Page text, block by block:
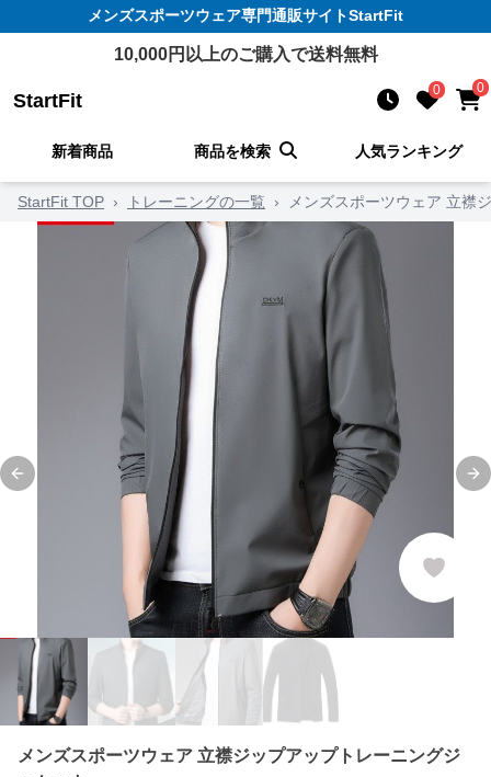
メンズスポーツウェア専門通販サイトStartFit
10,000円以上のご購入で送料無料
StartFit 0 0
新着商品 商品を検索 人気ランキング
StartFit TOP › トレーニングの一覧 › メンズスポーツウェア 立襟
Previous slide
メンズスポーツウェア 立襟ジップアップトレーニングジ